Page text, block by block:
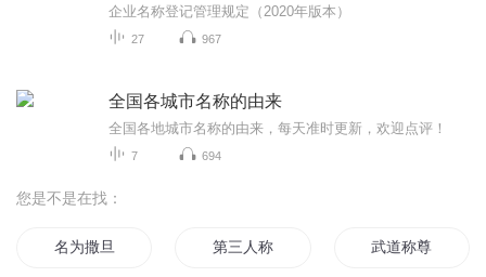
企业名称登记管理规定（2020年版本）
27 967
全国各城市名称的由来
全国各地城市名称的由来，每天准时更新，欢迎点评！
7 694
您是不是在找：
名为撒旦 第三人称 武道称尊